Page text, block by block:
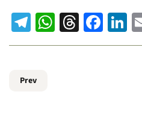
Telegram
WhatsApp
Prev